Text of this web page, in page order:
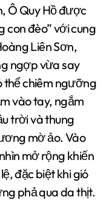
Ô Quy Hồ được
con đèo” với cung
Liên Sơn,
ngợp vừa say
thể chiêm ngưỡng
vào tay, ngắm
trời và thung
mờ ảo. Vào
mở rộng khiến
đặc biệt khi gió
phả qua da thịt.